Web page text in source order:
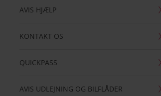
AVIS HJÆLP
KONTAKT OS
QUICKPASS
AVIS UDLEJNING OG BILFLÅDER